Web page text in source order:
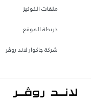
ملفات الكوكيز
خريطة الموقع
شركة جاكوار لاند روڤر